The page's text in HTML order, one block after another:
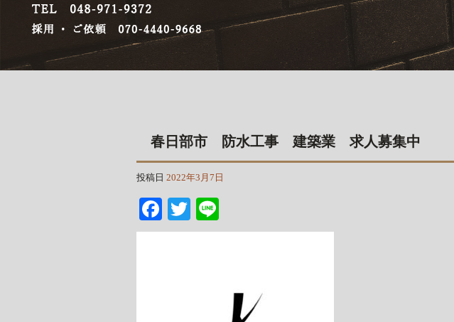
春日部市 防水工事 建築業 求人募集中
投稿日 2022年3月7日
Facebook
Twitter